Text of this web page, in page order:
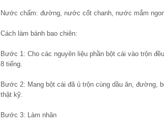
Nước chấm: đường, nước cốt chanh, nước mắm
Cách làm bánh bao chiên:
Bước 1: Cho các nguyên liệu phần bột cái vào trộn
8 tiếng.
Bước 2: Mang bột cái đã ủ trộn cùng dầu ăn, đường,
thật kỹ.
Bước 3: Làm nhân